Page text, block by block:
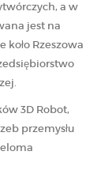
a w
jest na
koło Rzeszowa
3D Robot,
przemysłu